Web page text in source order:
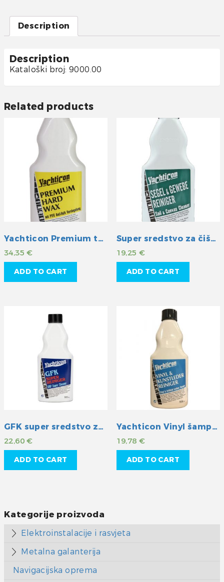
Description
Description
Kataloški broj: 9000.00
Related products
Yachticon Premium tvrdi vosak s teflonom
34,35€
ADD TO CART
Super sredstvo za čišćenje jedara i platna
19,25€
ADD TO CART
GFK super sredstvo za čišćenje
22,60€
ADD TO CART
Yachticon Vinyl šampon
19,78€
ADD TO CART
Kategorije proizvoda
Elektroinstalacije i rasvjeta
Metalna galanterija
Navigacijska oprema